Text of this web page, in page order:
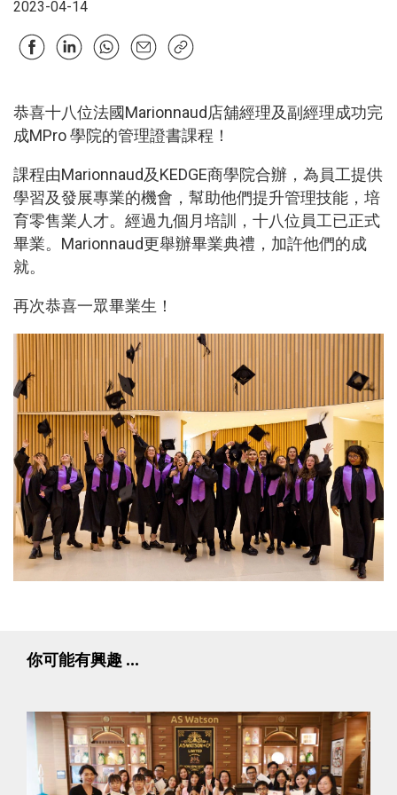
2023-04-14
恭喜十八位法國Marionnaud店舖經理及副經理成功完
成MPro 學院的管理證書課程！
課程由Marionnaud及KEDGE商學院合辦，為員工提供
學習及發展專業的機會，幫助他們提升管理技能，培
育零售業人才。經過九個月培訓，十八位員工已正式
畢業。Marionnaud更舉辦畢業典禮，加許他們的成
就。
再次恭喜一眾畢業生！
你可能有興趣 ...